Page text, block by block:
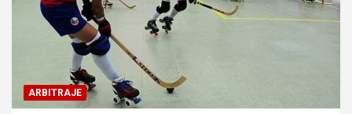
ARBITRAJE